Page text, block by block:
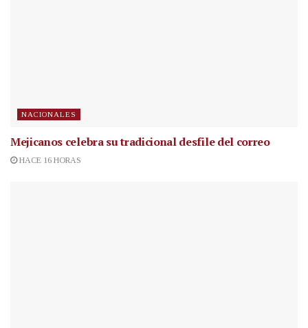
NACIONALES
Mejicanos celebra su tradicional desfile del correo
HACE 16 HORAS